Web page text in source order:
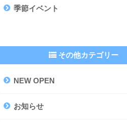
季節イベント
その他カテゴリー
NEW OPEN
お知らせ